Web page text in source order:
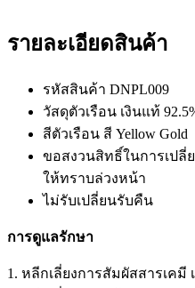
รายละเอียดสินค้า
รหัสสินค้า DNPL009
วัสดุตัวเรือน เงินแท้
สีตัวเรือน สี Yellow Gold
ขอสงวนสิทธิ์ในการเปลี่
ให้ทราบล่วงหน้า
ไม่รับเปลี่ยนรับคืน
การดูแลรักษา
1. หลีกเลี่ยงการสัมผัสสารเค